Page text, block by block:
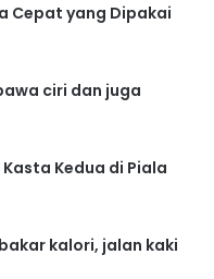
Cepat yang Dipakai
ciri dan juga
Kedua di Piala
kalori, jalan kaki